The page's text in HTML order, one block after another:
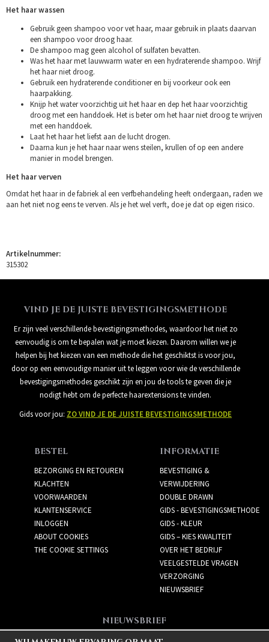
Het haar wassen
Gebruik geen shampoo voor vet haar, maar gebruik in plaats daarvan
een shampoo voor droog haar.
De shampoo mag geen alcohol of sulfaten bevatten.
Was het haar met lauwwarm water en een hydraterende shampoo. Wrijf
het haar niet droog.
Gebruik een hydraterende conditioner en bij voorkeur ook een
haarpakking.
Knijp het water voorzichtig uit het haar en dep het haar voorzichtig
droog met een handdoek. Het is beter om het haar niet droog te wrijven
met een handdoek.
Laat het haar het liefst aan de lucht drogen.
Daarna kun je het haar naar wens steilen, krullen of op een andere
manier in model brengen.
Het haar verven
Omdat het haar in de fabriek al een verfbehandeling heeft ondergaan, raden we
aan het niet nog eens te verven. Als je het wel verft, doe je dat op eigen risico.
Artikelnummer:
315302
VIND JE DE JUISTE BEVESTIGINGSMETHODE
Er zijn veel verschillende bevestigingsmethodes, waardoor het niet zo
eenvoudig is om te bepalen wat je moet kiezen. Daarom willen we je
helpen bij het kiezen van een methode die het geschiktst is voor jou,
door op een eenvoudige manier uit te leggen voor wie de verschillende
bevestigingsmethodes geschikt zijn en jou de tools te geven die je
nodigt hebt om de perfecte haarextensions te vinden.
Gids voor jou: ZO VIND JE DE JUISTE BEVESTIGINGSMETHODE
BESTEL
BEZORGING EN RETOUREN
KLACHTEN
VOORWAARDEN
KLANTENSERVICE
INLOGGEN
ABOUT COOKIES
THE COOKIE SETTINGS
INFORMATIE
BEVESTIGING &
VERWIJDERING
DOUBLE DRAWN
GIDS - BEVESTIGINGSMETHODE
GIDS - KLEUR
GIDS – KIES KWALITEIT
OVER HET BEDRIJF
VEELGESTELDE VRAGEN
VERZORGING
NIEUWSBRIEF
NIEUWSBRIEF